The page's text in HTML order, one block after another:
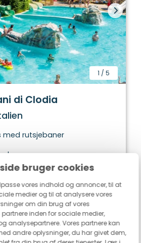
bruger cookies
vores indhold og annoncer, til at
medier og til at analysere vores
om din brug af vores
inden for sociale medier,
analysepartnere. Vores partnere kan
andre oplysninger, du har givet dem,
1 / 5
di Clodia
med rutsjebaner